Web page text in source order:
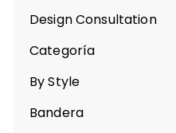
menú
Design Consultation
Categoría
Expandir
menú
By Style
Expandir
menú
Bandera
Expandir